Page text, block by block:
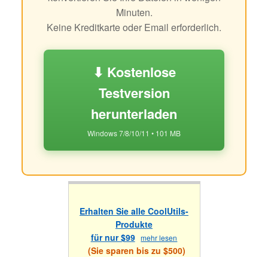
Minuten.
Keine Kreditkarte oder Email erforderlich.
⬇ Kostenlose
Testversion
herunterladen
Windows 7/8/10/11 • 101 MB
Erhalten Sie alle CoolUtils-
Produkte
für nur $99 mehr lesen
(Sie sparen bis zu $500)